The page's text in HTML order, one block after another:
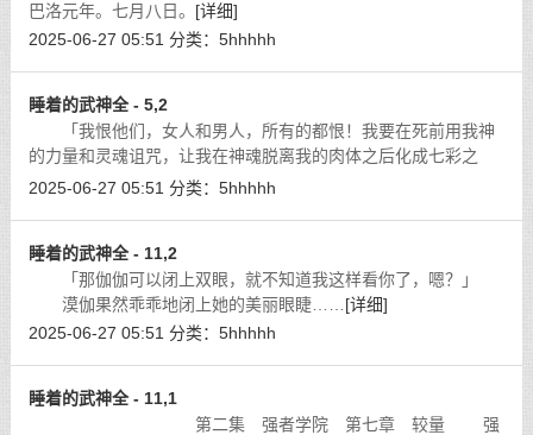
巴洛元年。七月八日。 [详细]
2025-06-27 05:51 分类： 5hhhhh
睡着的武神全 - 5,2
「我恨他们，女人和男人，所有的都恨！我要在死前用我神
的力量和灵魂诅咒，让我在神魂脱离我的肉体之后化成七彩之
花，凡是我所到的地方，女人遇到都得死，男人遇到都无
2025-06-27 05:51 分类： 5hhhhh
睡着的武神全 - 11,2
「那伽伽可以闭上双眼，就不知道我这样看你了，嗯？」
漠伽果然乖乖地闭上她的美丽眼睫…… [详细]
2025-06-27 05:51 分类： 5hhhhh
睡着的武神全 - 11,1
第二集 强者学院 第七章 较量 强